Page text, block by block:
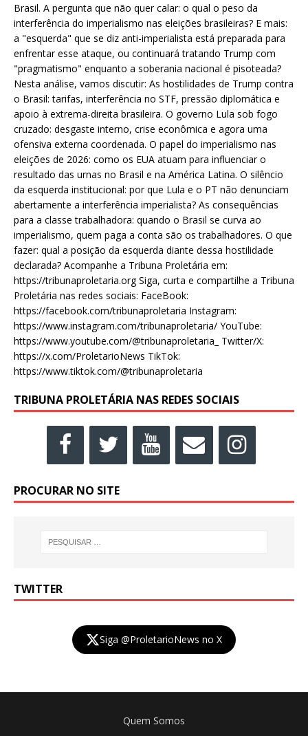
Brasil. A pergunta que não quer calar: o qual o peso da
interferência do imperialismo nas eleições brasileiras? E mais:
a "esquerda" que se diz anti-imperialista está preparada para
enfrentar esse ataque, ou continuará tratando Trump com
"pragmatismo" enquanto a soberania nacional é pisoteada?
Nesta análise, vamos discutir: As hostilidades de Trump contra
o Brasil: tarifas, interferência no STF, pressão diplomática e
apoio à extrema-direita brasileira. O governo Lula sob fogo
cruzado: desgaste interno, crise econômica e agora uma
ofensiva externa coordenada. O papel do imperialismo nas
eleições de 2026: como os EUA atuam para influenciar o
resultado das urnas no Brasil e na América Latina. O silêncio
da esquerda institucional: por que Lula e o PT não denunciam
abertamente a interferência imperialista? As consequências
para a classe trabalhadora: quando o Brasil se curva ao
imperialismo, quem paga a conta são os trabalhadores. O que
fazer: qual a posição da esquerda diante dessa hostilidade
declarada? Acompanhe a Tribuna Proletária em:
https://tribunaproletaria.org Siga, curta e compartilhe a Tribuna
Proletária nas redes sociais: FaceBook:
https://facebook.com/tribunaproletaria Instagram:
https://www.instagram.com/tribunaproletaria/ YouTube:
https://www.youtube.com/@tribunaproletaria_ Twitter/X:
https://x.com/ProletarioNews TikTok:
https://www.tiktok.com/@tribunaproletaria
TRIBUNA PROLETÁRIA NAS REDES SOCIAIS
PROCURAR NO SITE
TWITTER
Siga @ProletarioNews no X
Quem Somos